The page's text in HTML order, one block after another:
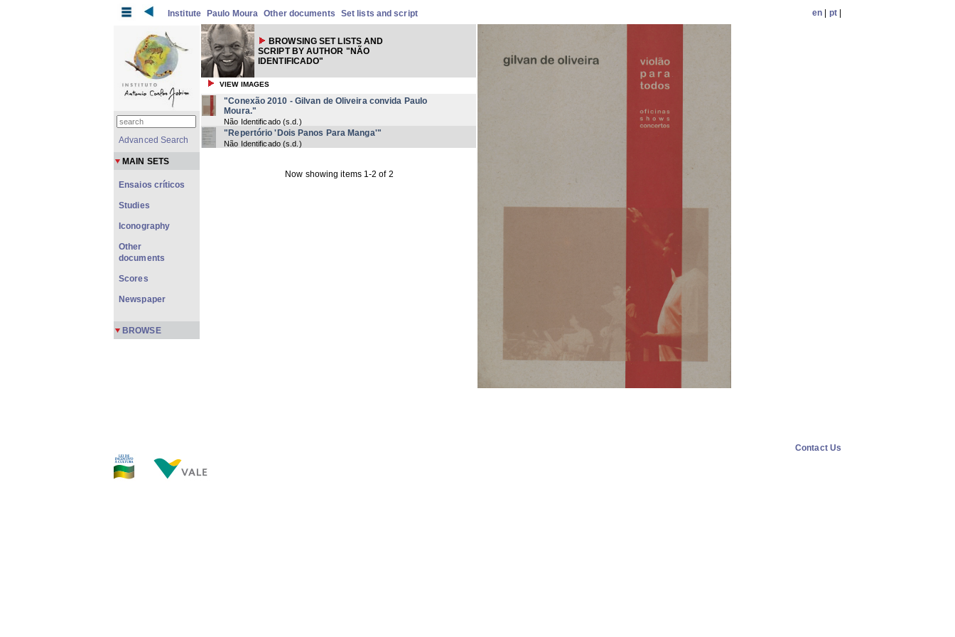
Institute Paulo Moura Other documents Set lists and script en pt|
BROWSING SET LISTS AND
SCRIPT BY AUTHOR "NÃO
IDENTIFICADO"
VIEW IMAGES
"Conexão 2010 - Gilvan de Oliveira convida Paulo
Moura."
Não Identificado (s.d. )
"Repertório 'Dois Panos Para Manga'"
Não Identificado (s.d. )
Now showing items 1-2 of 2
Advanced Search
MAIN SETS
Ensaios críticos
Studies
Iconography
Other
documents
Scores
Newspaper
BROWSE
Contact Us